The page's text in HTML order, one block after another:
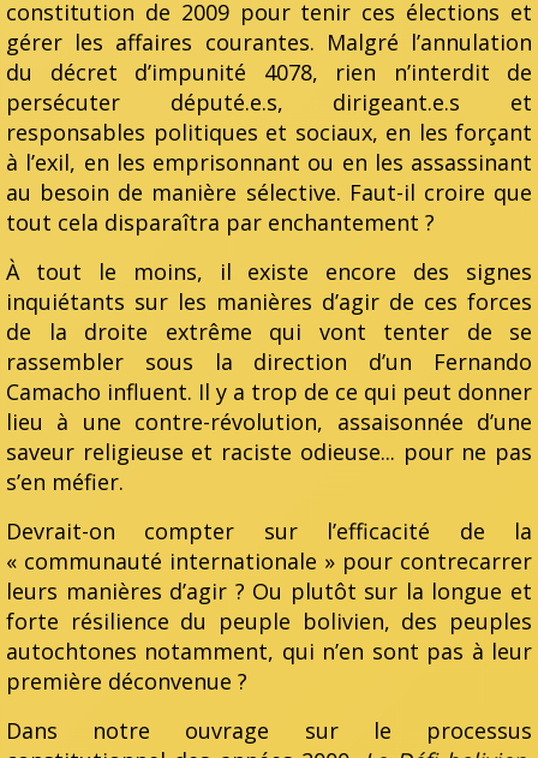
constitution de 2009 pour tenir ces élections et
gérer les affaires courantes. Malgré l’annulation
du décret d’impunité 4078, rien n’interdit de
persécuter député.e.s, dirigeant.e.s et
responsables politiques et sociaux, en les forçant
à l’exil, en les emprisonnant ou en les assassinant
au besoin de manière sélective. Faut-il croire que
tout cela disparaîtra par enchantement ?
À tout le moins, il existe encore des signes
inquiétants sur les manières d’agir de ces forces
de la droite extrême qui vont tenter de se
rassembler sous la direction d’un Fernando
Camacho influent. Il y a trop de ce qui peut donner
lieu à une contre-révolution, assaisonnée d’une
saveur religieuse et raciste odieuse... pour ne pas
s’en méfier.
Devrait-on compter sur l’efficacité de la
« communauté internationale » pour contrecarrer
leurs manières d’agir ? Ou plutôt sur la longue et
forte résilience du peuple bolivien, des peuples
autochtones notamment, qui n’en sont pas à leur
première déconvenue ?
Dans notre ouvrage sur le processus